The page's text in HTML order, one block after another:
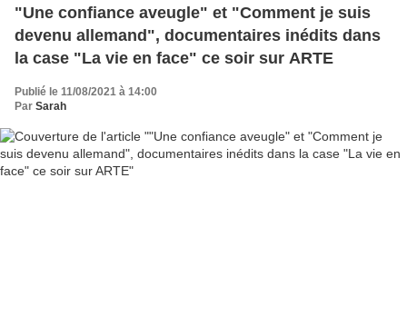
"Une confiance aveugle" et "Comment je suis
devenu allemand", documentaires inédits dans
la case "La vie en face" ce soir sur ARTE
Publié le 11/08/2021 à 14:00
Par Sarah